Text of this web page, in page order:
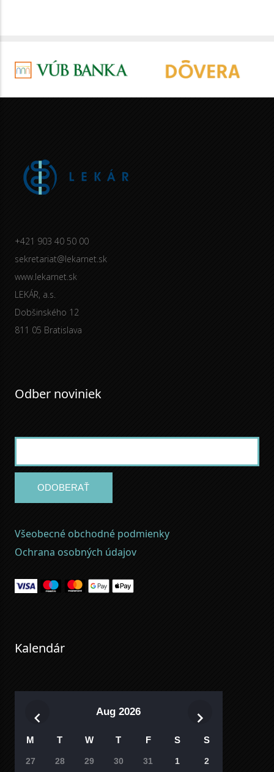
+421 903 40 50 00
sekretariat@lekarnet.sk
www.lekarnet.sk
LEKÁR, a.s.
Dobšinského 12
811 05 Bratislava
Odber noviniek
ODOBERAŤ
Všeobecné obchodné podmienky
Ochrana osobných údajov
Kalendár
Aug 2026
M T W T F S S
27 28 29 30 31 1 2